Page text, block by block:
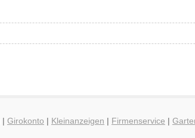
| Girokonto | Kleinanzeigen | Firmenservice |